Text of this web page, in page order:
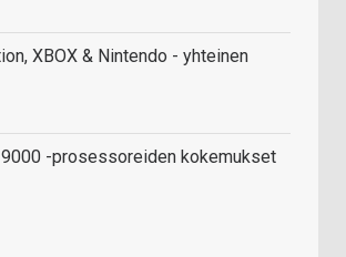
XBOX & Nintendo - yhteinen
-prosessoreiden kokemukset